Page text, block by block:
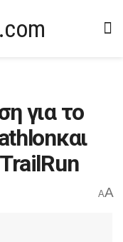
για το
AA